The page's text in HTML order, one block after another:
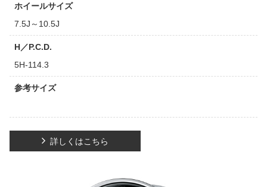
ホイールサイズ
7.5J～10.5J
H／P.C.D.
5H-114.3
参考サイズ
詳しくはこちら